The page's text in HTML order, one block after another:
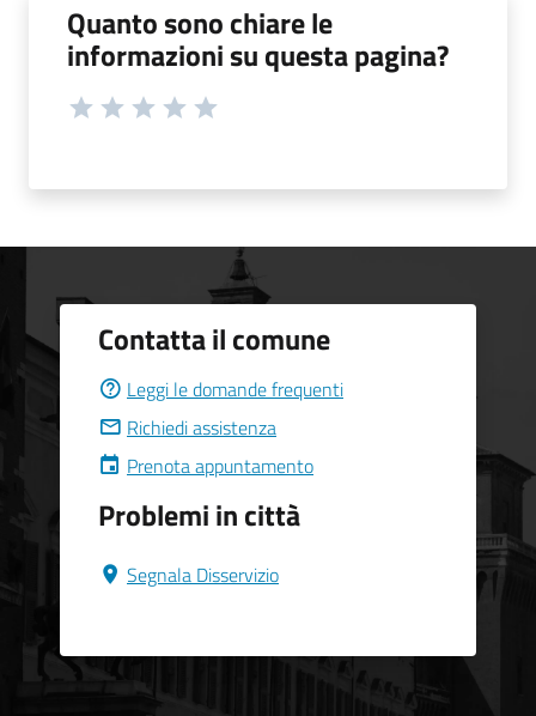
Quanto sono chiare le
informazioni su questa pagina?
Contatta il comune
Leggi le domande frequenti
Richiedi assistenza
Prenota appuntamento
Problemi in città
Segnala Disservizio